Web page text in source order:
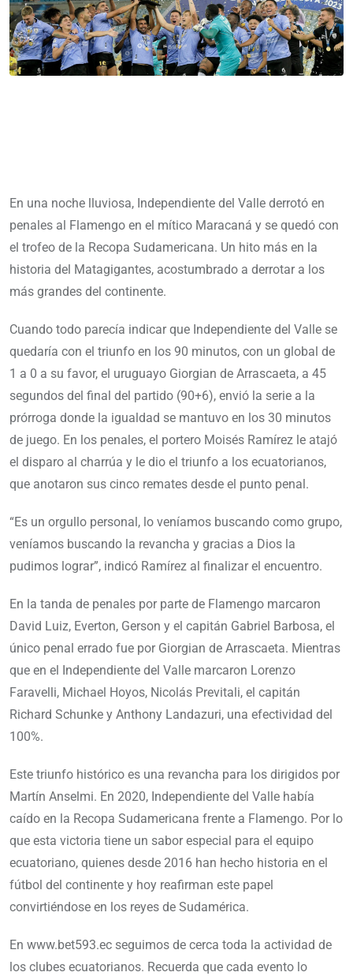
En una noche lluviosa, Independiente del Valle derrotó en
penales al Flamengo en el mítico Maracaná y se quedó con
el trofeo de la Recopa Sudamericana. Un hito más en la
historia del Matagigantes, acostumbrado a derrotar a los
más grandes del continente.
Cuando todo parecía indicar que Independiente del Valle se
quedaría con el triunfo en los 90 minutos, con un global de
1 a 0 a su favor, el uruguayo Giorgian de Arrascaeta, a 45
segundos del final del partido (90+6), envió la serie a la
prórroga donde la igualdad se mantuvo en los 30 minutos
de juego. En los penales, el portero Moisés Ramírez le atajó
el disparo al charrúa y le dio el triunfo a los ecuatorianos,
que anotaron sus cinco remates desde el punto penal.
“Es un orgullo personal, lo veníamos buscando como grupo,
veníamos buscando la revancha y gracias a Dios la
pudimos lograr”, indicó Ramírez al finalizar el encuentro.
En la tanda de penales por parte de Flamengo marcaron
David Luiz, Everton, Gerson y el capitán Gabriel Barbosa, el
único penal errado fue por Giorgian de Arrascaeta. Mientras
que en el Independiente del Valle marcaron Lorenzo
Faravelli, Michael Hoyos, Nicolás Previtali, el capitán
Richard Schunke y Anthony Landazuri, una efectividad del
100%.
Este triunfo histórico es una revancha para los dirigidos por
Martín Anselmi. En 2020, Independiente del Valle había
caído en la Recopa Sudamericana frente a Flamengo. Por lo
que esta victoria tiene un sabor especial para el equipo
ecuatoriano, quienes desde 2016 han hecho historia en el
fútbol del continente y hoy reafirman este papel
convirtiéndose en los reyes de Sudamérica.
En www.bet593.ec seguimos de cerca toda la actividad de
los clubes ecuatorianos. Recuerda que cada evento lo